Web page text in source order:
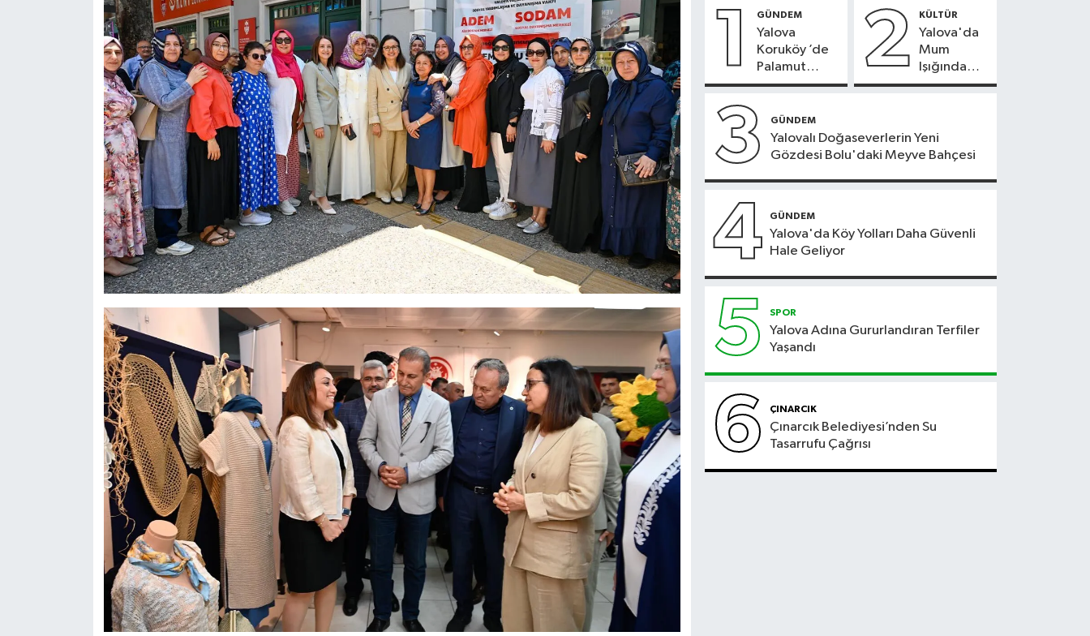
1 GÜNDEM
Yalova
Koruköy ’de
Palamut
Sezonu
2 KÜLTÜR
Yalova'da
Mum
Işığında
Konser
3 GÜNDEM
Yalovalı Doğaseverlerin Yeni
Gözdesi Bolu'daki Meyve Bahçesi
4 GÜNDEM
Yalova'da Köy Yolları Daha Güvenli
Hale Geliyor
5 SPOR
Yalova Adına Gururlandıran Terfiler
Yaşandı
6 ÇINARCIK
Çınarcık Belediyesi’nden Su
Tasarrufu Çağrısı